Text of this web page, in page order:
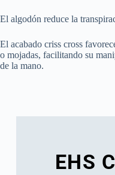
El algodón reduce la
El acabado criss cross
o mojadas, facilitando su
de la mano.
EHS